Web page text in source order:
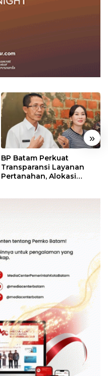
»
BP Batam Perkuat
Transparansi Layanan
Pertanahan, Alokasi